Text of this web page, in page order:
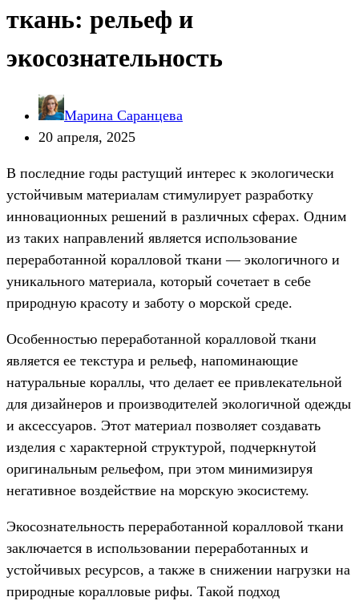
ткань: рельеф и
экосознательность
Марина Саранцева
20 апреля, 2025
В последние годы растущий интерес к экологически
устойчивым материалам стимулирует разработку
инновационных решений в различных сферах. Одним
из таких направлений является использование
переработанной коралловой ткани — экологичного и
уникального материала, который сочетает в себе
природную красоту и заботу о морской среде.
Особенностью переработанной коралловой ткани
является ее текстура и рельеф, напоминающие
натуральные кораллы, что делает ее привлекательной
для дизайнеров и производителей экологичной одежды
и аксессуаров. Этот материал позволяет создавать
изделия с характерной структурой, подчеркнутой
оригинальным рельефом, при этом минимизируя
негативное воздействие на морскую экосистему.
Экосознательность переработанной коралловой ткани
заключается в использовании переработанных и
устойчивых ресурсов, а также в снижении нагрузки на
природные коралловые рифы. Такой подход